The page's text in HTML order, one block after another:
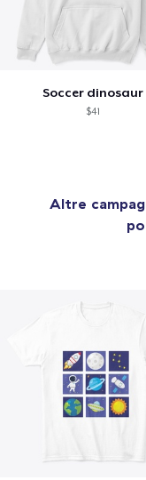
Soccer dinosaur
$41
Altre